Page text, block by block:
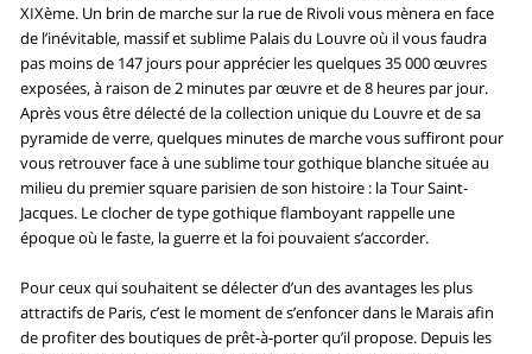
XIXème. Un brin de marche sur la rue de Rivoli vous mènera en face
de l’inévitable, massif et sublime Palais du Louvre où il vous faudra
pas moins de 147 jours pour apprécier les quelques 35 000 œuvres
exposées, à raison de 2 minutes par œuvre et de 8 heures par jour.
Après vous être délecté de la collection unique du Louvre et de sa
pyramide de verre, quelques minutes de marche vous suffiront pour
vous retrouver face à une sublime tour gothique blanche située au
milieu du premier square parisien de son histoire : la Tour Saint-
Jacques. Le clocher de type gothique flamboyant rappelle une
époque où le faste, la guerre et la foi pouvaient s’accorder.
Pour ceux qui souhaitent se délecter d’un des avantages les plus
attractifs de Paris, c’est le moment de s’enfoncer dans le Marais afin
de profiter des boutiques de prêt-à-porter qu’il propose. Depuis les